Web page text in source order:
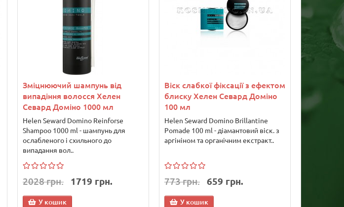
Зміцнюючий шампунь від
випадіння волосся Хелен
Севард Доміно 1000 мл
Helen Seward Domino Reinforse
Shampoo 1000 ml - шампунь для
ослабленого і схильного до
випадання вол..
2028 грн. 1719 грн.
У кошик
Віск слабкої фіксації з ефектом
блиску Хелен Севард Доміно
100 мл
Helen Seward Domino Brillantine
Pomade 100 ml - діамантовий віск. з
аргініном та органічним екстракт..
773 грн. 659 грн.
У кошик